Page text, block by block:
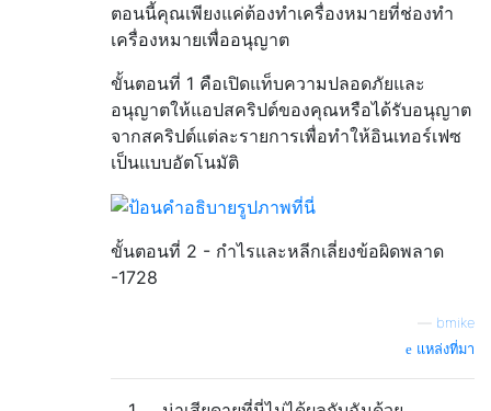
ตอนนี้คุณเพียงแค่ต้องทำเครื่องหมายที่ช่องทำ
เครื่องหมายเพื่ออนุญาต
ขั้นตอนที่ 1 คือเปิดแท็บความปลอดภัยและ
อนุญาตให้แอปสคริปต์ของคุณหรือได้รับอนุญาต
จากสคริปต์แต่ละรายการเพื่อทำให้อินเทอร์เฟซ
เป็นแบบอัตโนมัติ
ขั้นตอนที่ 2 - กำไรและหลีกเลี่ยงข้อผิดพลาด
-1728
bmike
แหล่งที่มา